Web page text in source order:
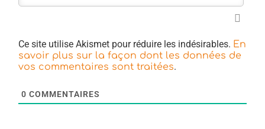
Ce site utilise Akismet pour réduire les indésirables. En
savoir plus sur la façon dont les données de
vos commentaires sont traitées.
0 COMMENTAIRES